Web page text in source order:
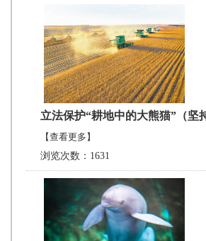
立法保护“耕地中的大熊猫”（坚
【查看更多】
浏览次数：1631